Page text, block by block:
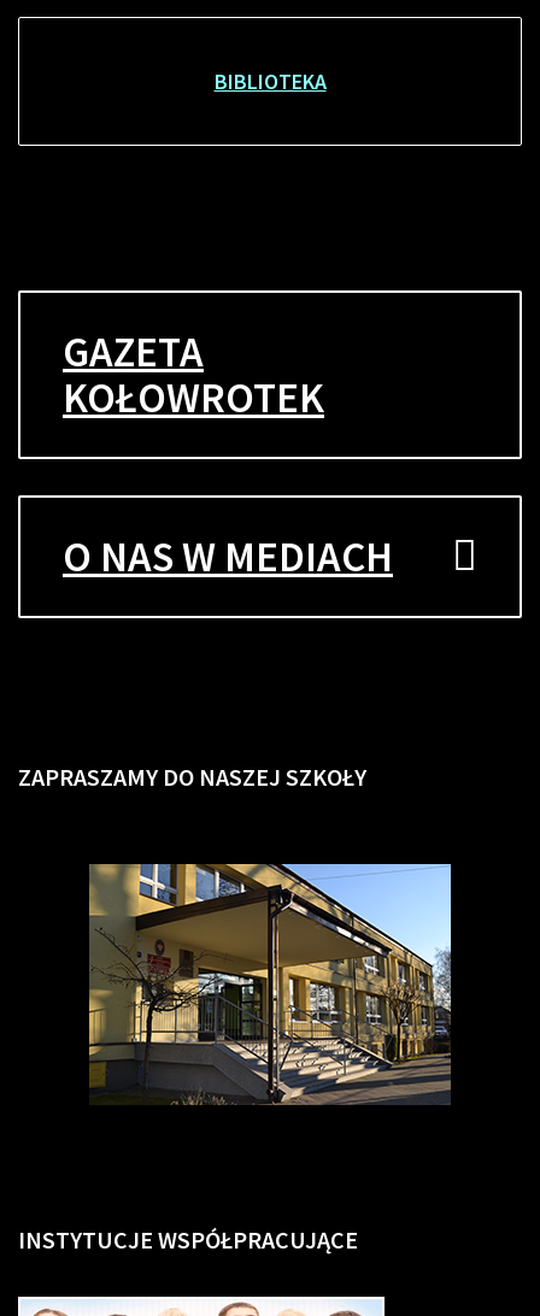
BIBLIOTEKA
GAZETA
KOŁOWROTEK
O NAS W MEDIACH
ZAPRASZAMY DO NASZEJ SZKOŁY
INSTYTUCJE WSPÓŁPRACUJĄCE